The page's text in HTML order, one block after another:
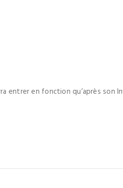
entrer en fonction qu’après son